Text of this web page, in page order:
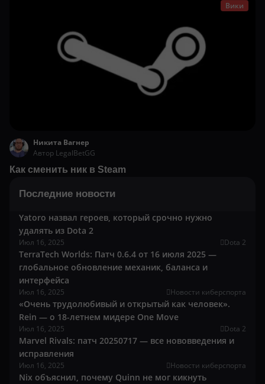
Вики
Никита Вагнер
Автор LegalBetGG
Как сменить ник в Steam
Последние новости
Yatoro назвал героев, который срочно нужно
удалять из Dota 2
Июл 16, 2025 Dota 2
TerraTech Worlds: Патч 0.6.4 от 16 июля 2025 —
глобальное обновление механик, баланса и
интерфейса
Июл 16, 2025 Новости киберспорта
«Очень трудолюбивый и открытый как человек».
Rein — о 18-летнем мидере One Move
Июл 16, 2025 Dota 2
Marvel Rivals: патч 20250717 — все нововведения и
исправления
Июл 16, 2025 Новости киберспорта
Nix объяснил, почему Quinn не мог кикнуть